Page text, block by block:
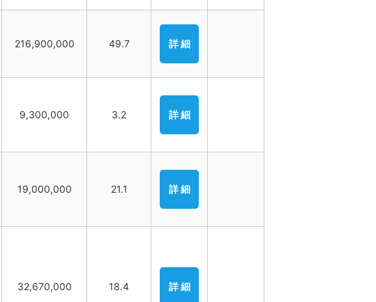
216,900,000 49.7 詳 細
9,300,000 3.2 詳 細
19,000,000 21.1 詳 細
32,670,000 18.4 詳 細